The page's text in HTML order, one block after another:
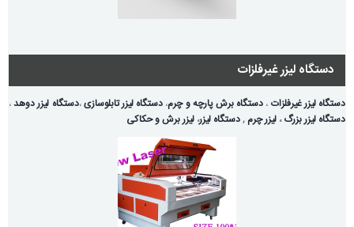
دستگاه لیزر غیرفلزات
دستگاه لیزر غیرفلزات ، دستگاه برش پارچه و چرم، دستگاه لیزر تابلوسازی،دستگاه لیزر دوهد،
دستگاه لیزر بزرگ، لیزر چرم ,دستگاه لیزر، لیزر برش و حکاکی